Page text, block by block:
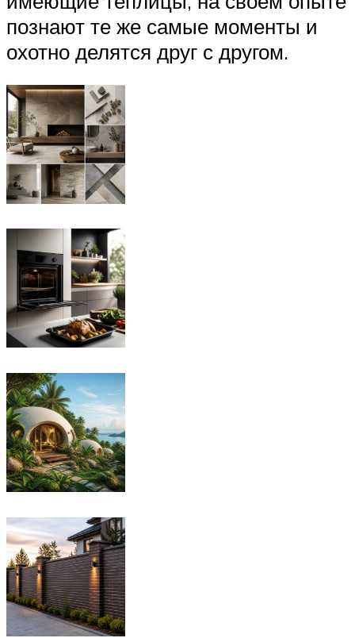
познают те же самые моменты и
охотно делятся друг с другом.